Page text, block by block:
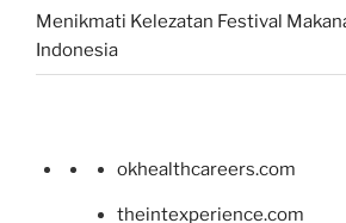
Menikmati Kelezatan Festival
Indonesia
okhealthcareers.com
theintexperience.com